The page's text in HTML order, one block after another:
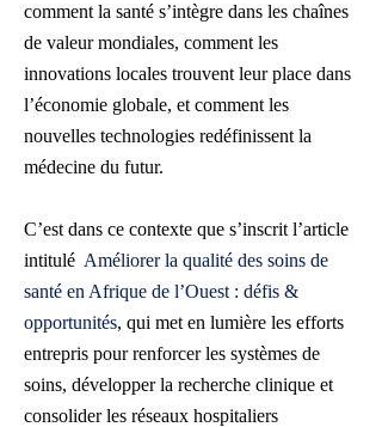
comment la santé s’intègre dans les chaînes
de valeur mondiales, comment les
innovations locales trouvent leur place dans
l’économie globale, et comment les
nouvelles technologies redéfinissent la
médecine du futur.
C’est dans ce contexte que s’inscrit l’article
intitulé Améliorer la qualité des soins de
santé en Afrique de l’Ouest : défis &
opportunités, qui met en lumière les efforts
entrepris pour renforcer les systèmes de
soins, développer la recherche clinique et
consolider les réseaux hospitaliers